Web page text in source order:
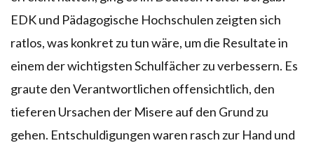
EDK und Pädagogische Hochschulen zeigten sich
ratlos, was konkret zu tun wäre, um die Resultate in
einem der wichtigsten Schulfächer zu verbessern. Es
graute den Verantwortlichen offensichtlich, den
tieferen Ursachen der Misere auf den Grund zu
gehen. Entschuldigungen waren rasch zur Hand und